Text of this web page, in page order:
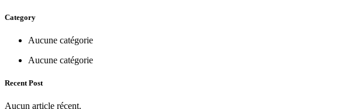
Category
Aucune catégorie
Aucune catégorie
Recent Post
Aucun article récent.